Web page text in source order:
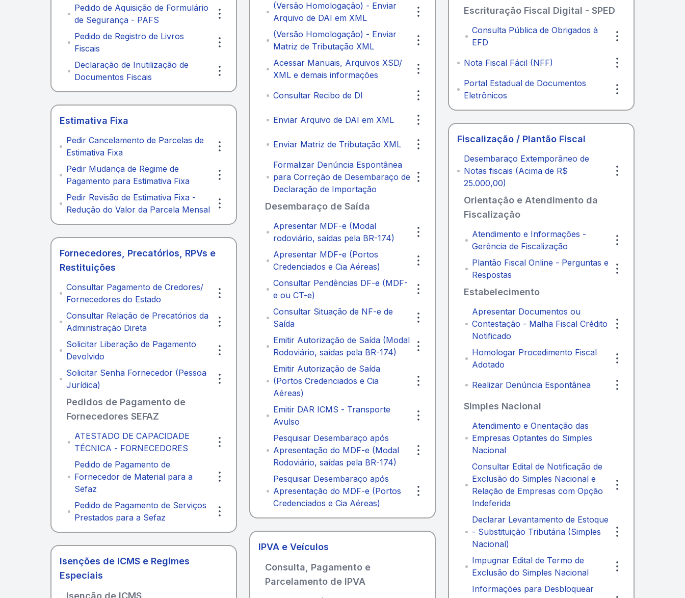
Pedido de Aquisição de Formulário
de Segurança - PAFS
Pedido de Registro de Livros
Fiscais
Declaração de Inutilização de
Documentos Fiscais
(Versão Homologação) - Enviar
Arquivo de DAI em XML
(Versão Homologação) - Enviar
Matriz de Tributação XML
Acessar Manuais, Arquivos XSD/
XML e demais informações
Consultar Recibo de DI
Enviar Arquivo de DAI em XML
Enviar Matriz de Tributação XML
Formalizar Denúncia Espontânea
para Correção de Desembaraço de
Declaração de Importação
Desembaraço de Saída
Apresentar MDF-e (Modal
rodoviário, saídas pela BR-174)
Apresentar MDF-e (Portos
Credenciados e Cia Aéreas)
Consultar Pendências DF-e (MDF-
e ou CT-e)
Consultar Situação de NF-e de
Saída
Emitir Autorização de Saída (Modal
Rodoviário, saídas pela BR-174)
Emitir Autorização de Saída
(Portos Credenciados e Cia
Aéreas)
Emitir DAR ICMS - Transporte
Avulso
Pesquisar Desembaraço após
Apresentação do MDF-e (Modal
Rodoviário, saídas pela BR-174)
Pesquisar Desembaraço após
Apresentação do MDF-e (Portos
Credenciados e Cia Aéreas)
Escrituração Fiscal Digital - SPED
Consulta Pública de Obrigados à
EFD
Nota Fiscal Fácil (NFF)
Portal Estadual de Documentos
Eletrônicos
Estimativa Fixa
Pedir Cancelamento de Parcelas de
Estimativa Fixa
Pedir Mudança de Regime de
Pagamento para Estimativa Fixa
Pedir Revisão de Estimativa Fixa -
Redução do Valor da Parcela Mensal
Fiscalização / Plantão Fiscal
Desembaraço Extemporâneo de
Notas fiscais (Acima de R$
25.000,00)
Orientação e Atendimento da
Fiscalização
Atendimento e Informações -
Gerência de Fiscalização
Plantão Fiscal Online - Perguntas e
Respostas
Estabelecimento
Apresentar Documentos ou
Contestação - Malha Fiscal Crédito
Notificado
Homologar Procedimento Fiscal
Adotado
Realizar Denúncia Espontânea
Simples Nacional
Atendimento e Orientação das
Empresas Optantes do Simples
Nacional
Consultar Edital de Notificação de
Exclusão do Simples Nacional e
Relação de Empresas com Opção
Indeferida
Declarar Levantamento de Estoque
- Substituição Tributária (Simples
Nacional)
Impugnar Edital de Termo de
Exclusão do Simples Nacional
Informações para Desbloquear
Fornecedores, Precatórios, RPVs e
Restituições
Consultar Pagamento de Credores/
Fornecedores do Estado
Consultar Relação de Precatórios da
Administração Direta
Solicitar Liberação de Pagamento
Devolvido
Solicitar Senha Fornecedor (Pessoa
Jurídica)
Pedidos de Pagamento de
Fornecedores SEFAZ
ATESTADO DE CAPACIDADE
TÉCNICA - FORNECEDORES
Pedido de Pagamento de
Fornecedor de Material para a
Sefaz
Pedido de Pagamento de Serviços
Prestados para a Sefaz
IPVA e Veículos
Consulta, Pagamento e
Parcelamento de IPVA
Isenções de ICMS e Regimes
Especiais
Isenção de ICMS